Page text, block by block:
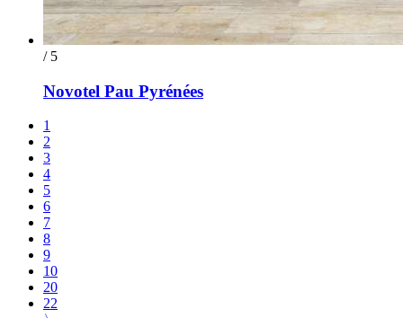
/ 5
Novotel Pau Pyrénées
1
2
3
4
5
6
7
8
9
10
20
22